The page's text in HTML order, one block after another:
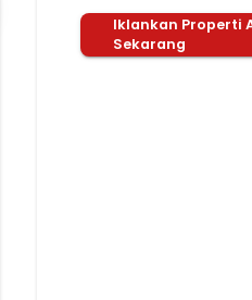
Iklankan Properti
Sekarang